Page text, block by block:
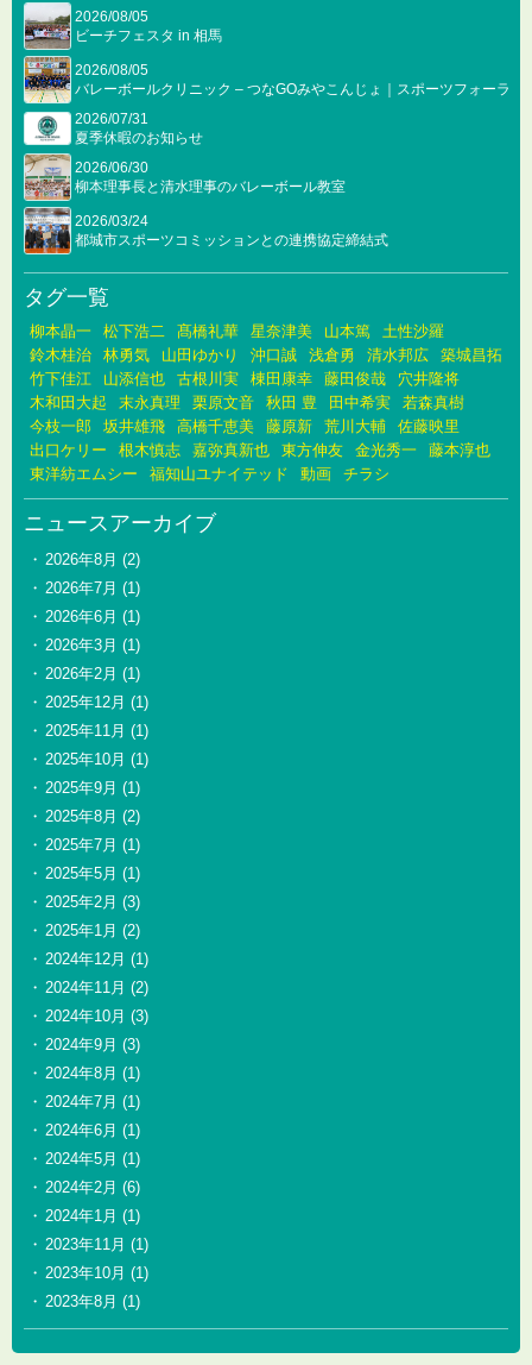
2026/08/05
ビーチフェスタ in 相馬
2026/08/05
バレーボールクリニック – つなGOみやこんじょ｜スポーツフォーラム
2026/07/31
夏季休暇のお知らせ
2026/06/30
柳本理事長と清水理事のバレーボール教室
2026/03/24
都城市スポーツコミッションとの連携協定締結式
タグ一覧
柳本晶一 松下浩二 髙橋礼華 星奈津美 山本篤
土性沙羅
鈴木桂治
林勇気 山田ゆかり 沖口誠 浅倉勇 清水邦広
築城昌拓
竹下佳江
山添信也 古根川実 棟田康幸 藤田俊哉
穴井隆将
木和田大起
末永真理 栗原文音 秋田 豊 田中希実
若森真樹
今枝一郎
坂井雄飛 高橋千恵美 藤原新 荒川大輔
佐藤映里
出口ケリー
根木慎志 嘉弥真新也 東方伸友 金光秀一
藤本淳也
東洋紡エムシー
福知山ユナイテッド 動画 チラシ
ニュースアーカイブ
2026年8月 (2)
2026年7月 (1)
2026年6月 (1)
2026年3月 (1)
2026年2月 (1)
2025年12月 (1)
2025年11月 (1)
2025年10月 (1)
2025年9月 (1)
2025年8月 (2)
2025年7月 (1)
2025年5月 (1)
2025年2月 (3)
2025年1月 (2)
2024年12月 (1)
2024年11月 (2)
2024年10月 (3)
2024年9月 (3)
2024年8月 (1)
2024年7月 (1)
2024年6月 (1)
2024年5月 (1)
2024年2月 (6)
2024年1月 (1)
2023年11月 (1)
2023年10月 (1)
2023年8月 (1)